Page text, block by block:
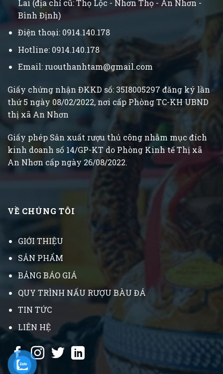
Lai (địa chỉ cũ: Thọ Lộc - Nhơn Thọ - An Nhơn -
Bình Định)
Điện thoại: 0914.140.178
Hotline: 0914.140.178
Email: ruouthanhtam@gmail.com
Giấy chứng nhận ĐKKD số: 35I8005297 đăng ký lần
thứ 5 ngày 08/02/2022, nơi cấp Phòng TC-KH UBND
thị xã An Nhơn
Giấy phép Sản xuất rượu thủ công nhằm mục đích
kinh doanh số 14/GP-KT do Phòng Kinh tế Thị xã
An Nhơn cấp ngày 26/08/2022.
VỀ CHÚNG TÔI
GIỚI THIỆU
SẢN PHẨM
BẢNG BÁO GIÁ
QUY TRÌNH NẤU RƯỢU BÀU ĐÁ
TIN TỨC
LIÊN HỆ